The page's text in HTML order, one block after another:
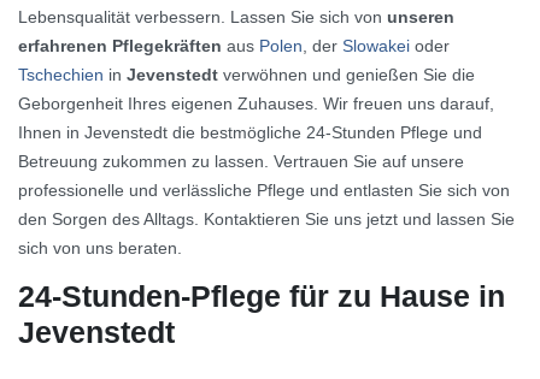
Lebensqualität verbessern. Lassen Sie sich von unseren
erfahrenen Pflegekräften aus Polen, der Slowakei oder
Tschechien in Jevenstedt verwöhnen und genießen Sie die
Geborgenheit Ihres eigenen Zuhauses. Wir freuen uns darauf,
Ihnen in Jevenstedt die bestmögliche 24-Stunden Pflege und
Betreuung zukommen zu lassen. Vertrauen Sie auf unsere
professionelle und verlässliche Pflege und entlasten Sie sich von
den Sorgen des Alltags. Kontaktieren Sie uns jetzt und lassen Sie
sich von uns beraten.
24-Stunden-Pflege für zu Hause in
Jevenstedt